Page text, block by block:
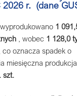
2026 r. (dane
wyprodukowano 1
, wobec 1 128,0
, co oznacza spadek o
miesięczna
szt.